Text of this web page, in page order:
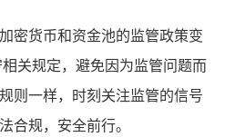
密货币和资金池的监管政策变
关规定，避免因为监管问题而
则一样，时刻关注监管的信号
合规，安全前行。